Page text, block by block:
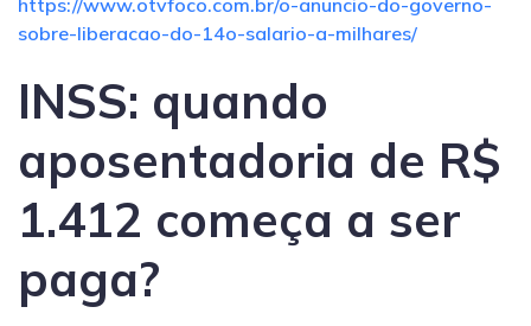
https://www.otvfoco.com.br/o-anuncio-do-governo-
sobre-liberacao-do-14o-salario-a-milhares/
INSS: quando
aposentadoria de R$
1.412 começa a ser
paga?